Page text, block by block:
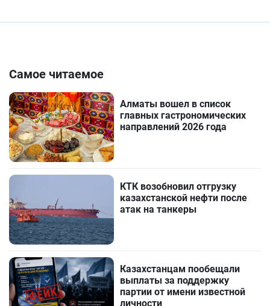
Самое читаемое
Алматы вошел в список
главных гастрономических
направлений 2026 года
КТК возобновил отгрузку
казахстанской нефти после
атак на танкеры
Казахстанцам пообещали
выплаты за поддержку
партии от имени известной
личности